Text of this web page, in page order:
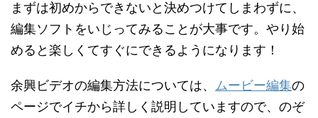
まずは初めからできないと決めつけてしまわずに、
編集ソフトをいじってみることが大事です。やり始
めると楽しくてすぐにできるようになります！
余興ビデオの編集方法については、 ムービー編集の
ページでイチから詳しく説明していますので、のぞ